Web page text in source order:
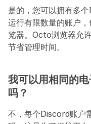
是的，您可以拥有多
运行有限数量的账户
览器。Octo浏览器允
节省管理时间。
我可以用相同的
吗？
不，每个Discord账户